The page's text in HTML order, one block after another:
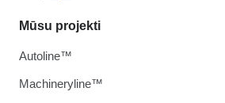
Mūsu projekti
Autoline™
Machineryline™